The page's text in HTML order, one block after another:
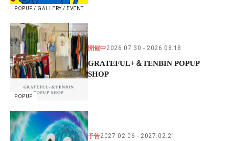
POPUP / GALLERY / EVENT
POPUP
開催中2026.07.30 2026.08.18
GRATEFUL+＆TENBIN POPUP
SHOP
予告2027.02.06 2027.02.21